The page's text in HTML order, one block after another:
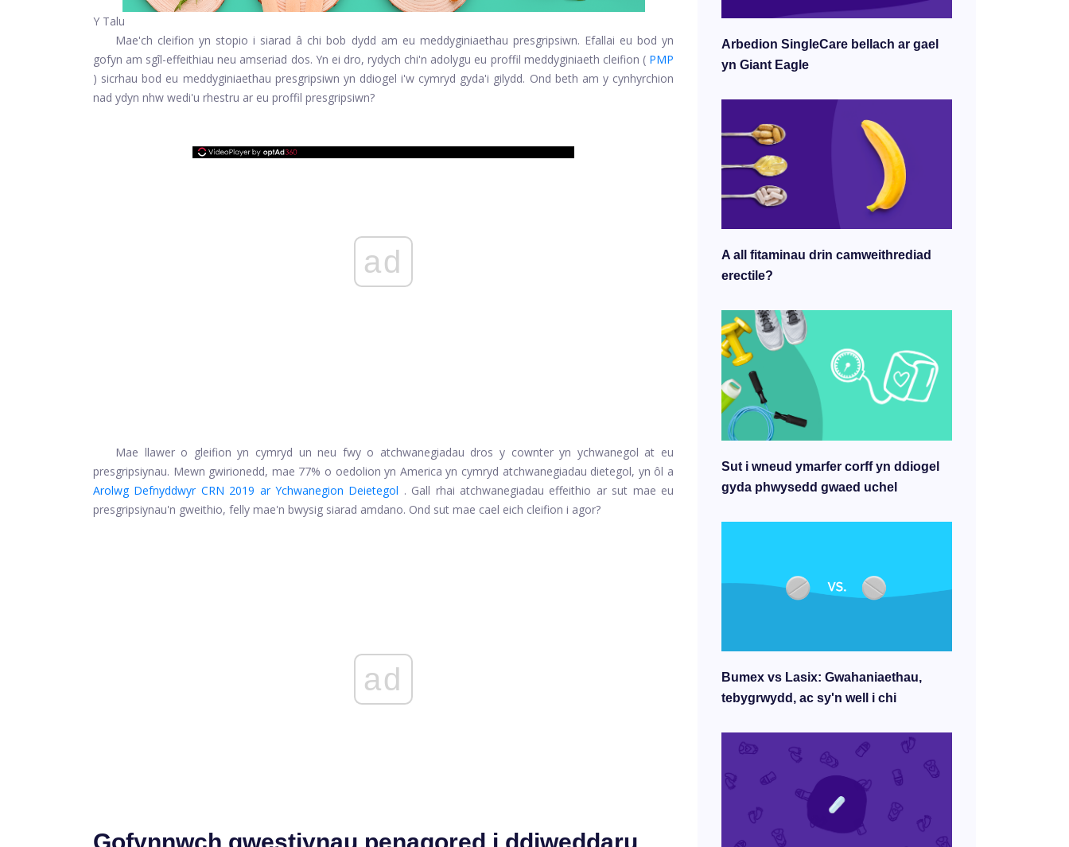
Y Talu
Mae'ch cleifion yn stopio i siarad â chi bob dydd am eu meddyginiaethau presgripsiwn. Efallai eu bod yn
gofyn am sgîl-effeithiau neu amseriad dos. Yn ei dro, rydych chi'n adolygu eu proffil meddyginiaeth cleifion ( PMP
) sicrhau bod eu meddyginiaethau presgripsiwn yn ddiogel i'w cymryd gyda'i gilydd. Ond beth am y cynhyrchion
nad ydyn nhw wedi'u rhestru ar eu proffil presgripsiwn?
ad
Mae llawer o gleifion yn cymryd un neu fwy o atchwanegiadau dros y cownter yn ychwanegol at eu
presgripsiynau. Mewn gwirionedd, mae 77% o oedolion yn America yn cymryd atchwanegiadau dietegol, yn ôl a
Arolwg Defnyddwyr CRN 2019 ar Ychwanegion Deietegol . Gall rhai atchwanegiadau effeithio ar sut mae eu
presgripsiynau'n gweithio, felly mae'n bwysig siarad amdano. Ond sut mae cael eich cleifion i agor?
ad
Gofynnwch gwestiynau penagored i ddiweddaru
Arbedion SingleCare bellach ar gael
yn Giant Eagle
A all fitaminau drin camweithrediad
erectile?
Sut i wneud ymarfer corff yn ddiogel
gyda phwysedd gwaed uchel
Bumex vs Lasix: Gwahaniaethau,
tebygrwydd, ac sy'n well i chi